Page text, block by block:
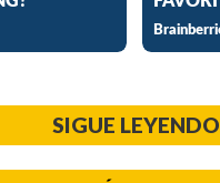
SIGUE LEYENDO